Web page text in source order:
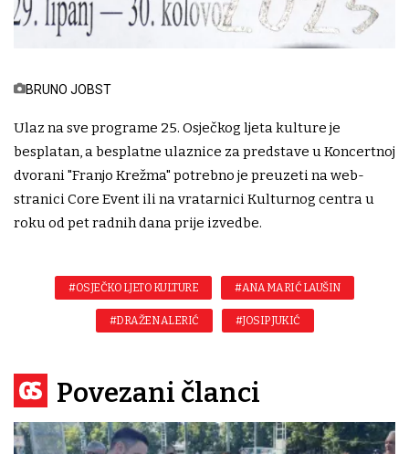
BRUNO JOBST
Ulaz na sve programe 25. Osječkog ljeta kulture je
besplatan, a besplatne ulaznice za predstave u Koncertnoj
dvorani "Franjo Krežma" potrebno je preuzeti na web-
stranici Core Event ili na vratarnici Kulturnog centra u
roku od pet radnih dana prije izvedbe.
#OSJEČKO LJETO KULTURE #ANA MARIĆ LAUŠIN
#DRAŽEN ALERIĆ #JOSIP JUKIĆ
Povezani članci